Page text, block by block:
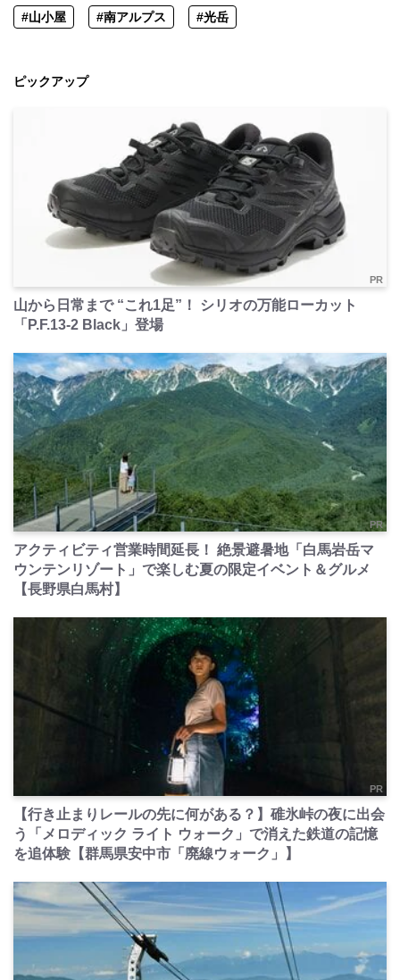
#山小屋 #南アルプス #光岳
ピックアップ
PR
山から日常まで “これ1足”！ シリオの万能ローカット
「P.F.13-2 Black」登場
PR
アクティビティ営業時間延長！ 絶景避暑地「白馬岩岳マ
ウンテンリゾート」で楽しむ夏の限定イベント＆グルメ
【長野県白馬村】
PR
【行き止まりレールの先に何がある？】碓氷峠の夜に出会
う「メロディック ライト ウォーク」で消えた鉄道の記憶
を追体験【群馬県安中市「廃線ウォーク」】